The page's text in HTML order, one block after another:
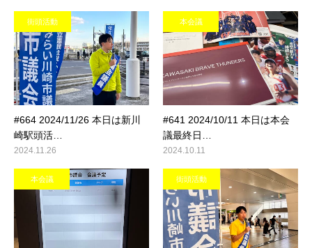
街頭活動
#664 2024/11/26 本日は新川
崎駅頭活…
2024.11.26
本会議
#641 2024/10/11 本日は本会
議最終日…
2024.10.11
本会議 街頭活動